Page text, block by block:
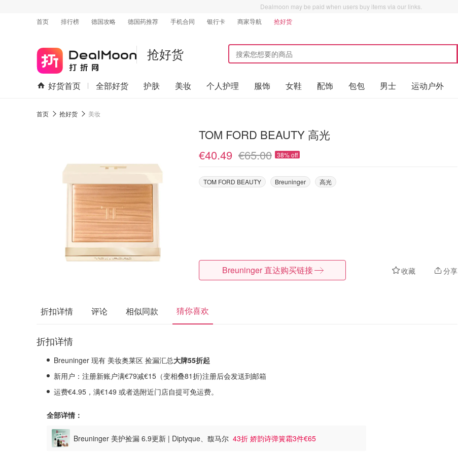
Dealmoon may be paid when users buy items via our links.
首页
排行榜 德国攻略 德国药推荐 手机合同 银行卡 商家导航 抢好货
抢好货
好货首页 全部好货 护肤 美妆 个人护理 服饰 女鞋 配饰 包包 男士 运动户外
首页 抢好货 美妆
TOM FORD BEAUTY 高光
€40.49 €65.00 38% off
TOM FORD BEAUTY Breuninger 高光
收藏 分享
Breuninger 直达购买链接
折扣详情 评论 相似同款 猜你喜欢
折扣详情
Breuninger 现有 美妆奥莱区 捡漏汇总大牌55折起
新用户：注册新账户满€79减€15（变相叠81折)注册后会发送到邮箱
运费€4.95，满€149 或者选附近门店自提可免运费。
全部详情：
Breuninger 美护捡漏 6.9更新 | Diptyque、馥马尔 43折 娇韵诗弹簧霜3件€65